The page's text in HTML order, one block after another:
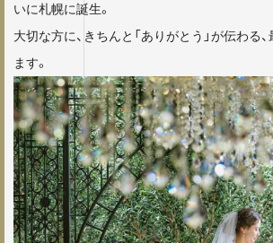
いに札幌に誕生。
大切な方に、きちんと「ありがとう」が伝わる
ます。